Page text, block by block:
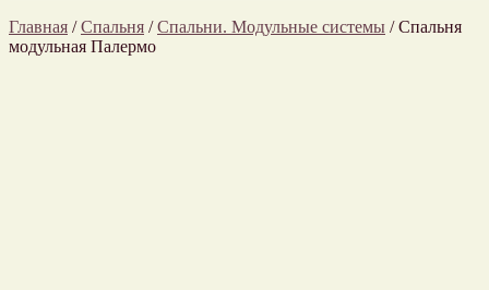
Главная /Спальня /Спальни. Модульные системы /Спальня
модульная Палермо